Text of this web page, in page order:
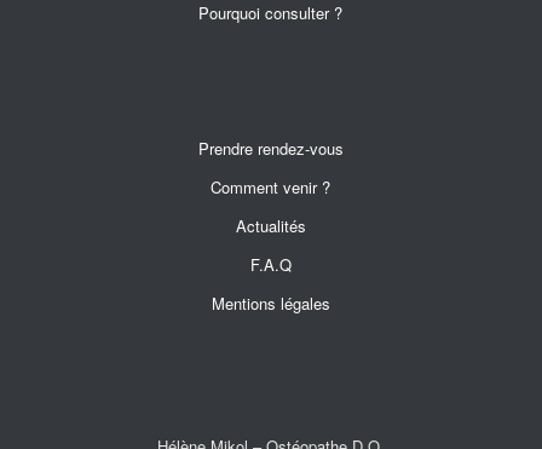
Pourquoi consulter ?
Prendre rendez-vous
Comment venir ?
Actualités
F.A.Q
Mentions légales